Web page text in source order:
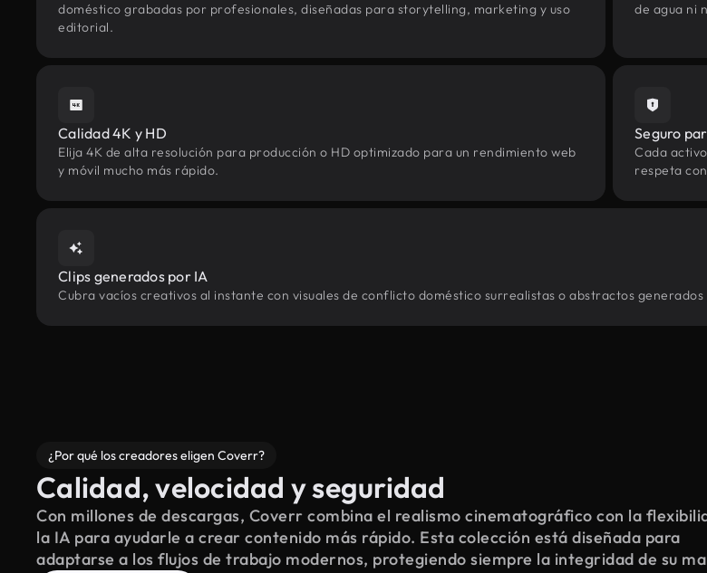
doméstico grabadas por profesionales, diseñadas para storytelling, marketing y uso
editorial.
de agua ni
Calidad 4K y HD
Elija 4K de alta resolución para producción o HD optimizado para un rendimiento web
y móvil mucho más rápido.
Seguro
Cada
respeta
Clips generados por IA
Cubra vacíos creativos al instante con visuales de conflicto doméstico surrealistas o abstractos
¿Por qué los creadores eligen Coverr?
Calidad, velocidad y seguridad
Con millones de descargas, Coverr combina el realismo cinematográfico con la
la IA para ayudarle a crear contenido más rápido. Esta colección está diseñada para
adaptarse a los flujos de trabajo modernos, protegiendo siempre la integridad de su